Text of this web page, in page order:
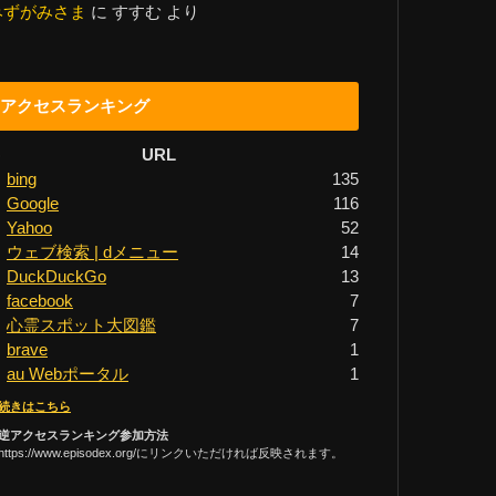
がみさま に すすむ より
アクセスランキング
URL
bing
135
Google
116
Yahoo
52
ウェブ検索 | dメニュー
14
DuckDuckGo
13
facebook
7
心霊スポット大図鑑
7
brave
1
au Webポータル 1
きはこちら
アクセスランキング参加方法
www.episodex.org/にリンクいただければ反映されます。